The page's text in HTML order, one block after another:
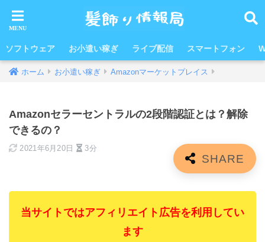
ソフトウェア お小遣い稼ぎ ライブ配信 スマートフォン
ホーム お小遣い稼ぎ Amazonマーケットプレイス
Amazonセラーセントラルの2段階認証とは？解除
できるの？
2021年6月20日 3分
当サイトではアフィリエイト広告を利用してい
ます